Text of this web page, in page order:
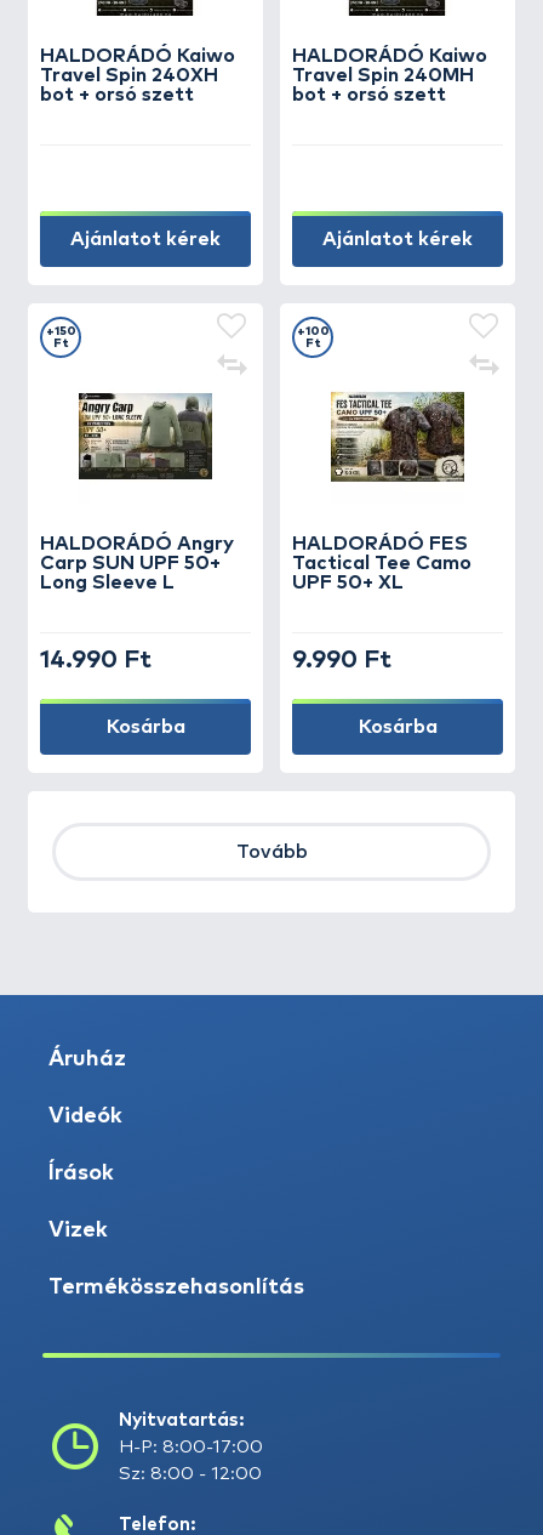
HALDORÁDÓ Kaiwo
Travel Spin 240XH
bot + orsó szett
Ajánlatot kérek
HALDORÁDÓ Kaiwo
Travel Spin 240MH
bot + orsó szett
Ajánlatot kérek
HALDORÁDÓ Angry
Carp SUN UPF 50+
Long Sleeve L
+150
Ft
14.990 Ft
Kosárba
HALDORÁDÓ FES
Tactical Tee Camo
UPF 50+ XL
+100
Ft
9.990 Ft
Kosárba
Tovább
Áruház
Videók
Írások
Vizek
Termékösszehasonlítás
Nyitvatartás:
H-P: 8:00-17:00
Sz: 8:00 - 12:00
Telefon: